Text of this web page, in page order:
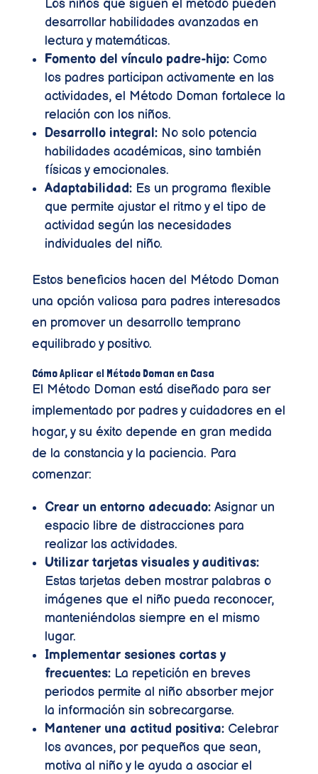
Los niños que siguen el método pueden
desarrollar habilidades avanzadas en
lectura y matemáticas.
Fomento del vínculo padre-hijo:Como
los padres participan activamente en las
actividades, el Método Doman fortalece la
relación con los niños.
Desarrollo integral:No solo potencia
habilidades académicas, sino también
físicas y emocionales.
Adaptabilidad:Es un programa flexible
que permite ajustar el ritmo y el tipo de
actividad según las necesidades
individuales del niño.
Estos beneficios hacen del Método Doman
una opción valiosa para padres interesados
en promover un desarrollo temprano
equilibrado y positivo.
Cómo Aplicar el Método Doman en Casa
El Método Doman está diseñado para ser
implementado por padres y cuidadores en el
hogar, y su éxito depende en gran medida
de la constancia y la paciencia. Para
comenzar:
Crear un entorno adecuado:Asignar un
espacio libre de distracciones para
realizar las actividades.
Utilizar tarjetas visuales y auditivas:
Estas tarjetas deben mostrar palabras o
imágenes que el niño pueda reconocer,
manteniéndolas siempre en el mismo
lugar.
Implementar sesiones cortas y
frecuentes:La repetición en breves
periodos permite al niño absorber mejor
la información sin sobrecargarse.
Mantener una actitud positiva:Celebrar
los avances, por pequeños que sean,
motiva al niño y le ayuda a asociar el